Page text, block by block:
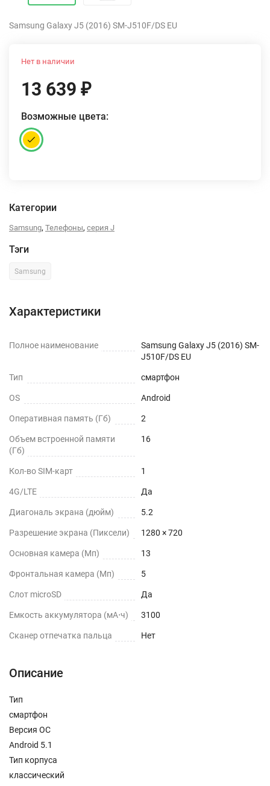
Samsung Galaxy J5 (2016) SM-J510F/DS EU
Нет в наличии
13 639 ₽
Возможные цвета:
Категории
Samsung, Телефоны, серия J
Тэги
Samsung
Характеристики
Полное наименование
Samsung Galaxy J5 (2016) SM-
J510F/DS EU
Тип смартфон
OS Android
Оперативная память (Гб) 2
Объем встроенной памяти
(Гб)
16
Кол-во SIM-карт 1
4G/LTE Да
Диагональ экрана (дюйм) 5.2
Разрешение экрана (Пиксели) 1280 × 720
Основная камера (Мп) 13
Фронтальная камера (Мп) 5
Слот microSD Да
Емкость аккумулятора (мА⋅ч) 3100
Сканер отпечатка пальца Нет
Описание
Тип
смартфон
Версия ОС
Android 5.1
Тип корпуса
классический